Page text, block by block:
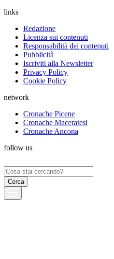
links
Redazione
Licenza sui contenuti
Responsabilità dei contenuti
Pubblicità
Iscriviti alla Newsletter
Privacy Policy
Cookie Policy
network
Cronache Picene
Cronache Maceratesi
Cronache Ancona
follow us
Ricerca
per: